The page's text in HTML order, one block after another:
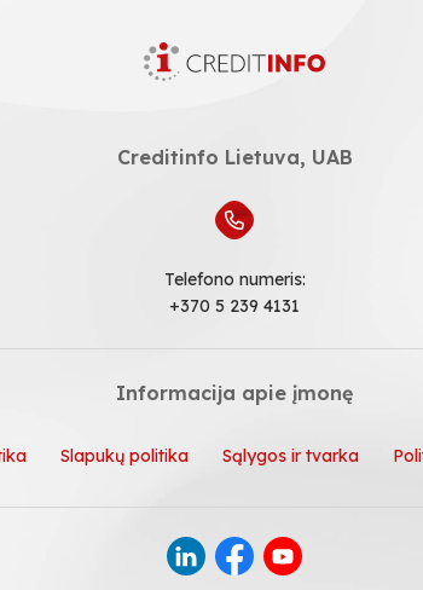
Creditinfo Lietuva, UAB
Telefono numeris:
+370 5 239 4131
Informacija apie įmonę
Slapukų politika Sąlygos ir tvarka